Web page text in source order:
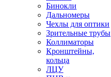
Бинокли
Дальномеры
Чехлы для оптики
Зрительные трубы
Коллиматоры
Кронштейны,
кольца
ЛЦУ